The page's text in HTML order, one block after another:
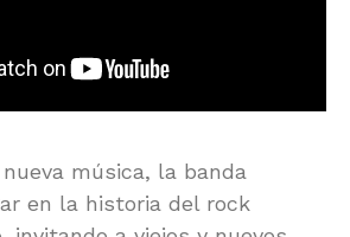
música, la banda
en la historia del rock